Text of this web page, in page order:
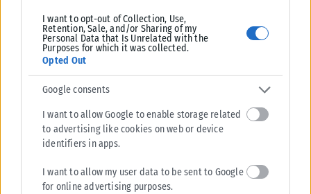
I want to opt-out of Collection, Use,
Retention, Sale, and/or Sharing of my
Personal Data that Is Unrelated with the
Purposes for which it was collected.
Opted Out
Google consents
I want to allow Google to enable storage related
to advertising like cookies on web or device
identifiers in apps.
I want to allow my user data to be sent to Google
for online advertising purposes.
Βαρύ πένθος για τον Λιονέλ Μέσι – Πέθανε ο πατέρας του
Ο Χόρχε Μέσι, πατέρας του Λιονέλ Μέσι, έφυγε από τη ζωή το βράδυ
της Παρασκευής (7/8) σε κλινική στο Ροσάριο...
ΑΝΑΡΤΉΘΗΚΕ ΑΠΌ KARFITSANEWS 08/08/2026